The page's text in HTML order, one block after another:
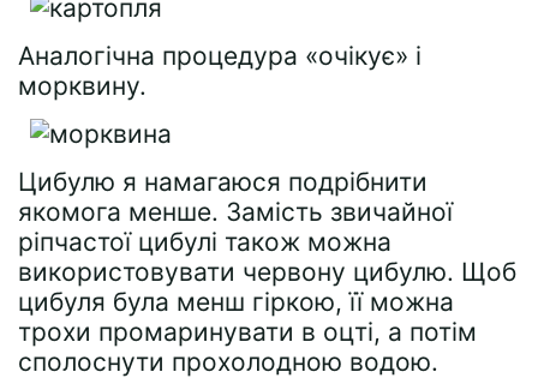
Аналогічна процедура «очікує» і
морквину.
Цибулю я намагаюся подрібнити
якомога менше. Замість звичайної
ріпчастої цибулі також можна
використовувати червону цибулю. Щоб
цибуля була менш гіркою, її можна
трохи промаринувати в оцті, а потім
сполоснути прохолодною водою.